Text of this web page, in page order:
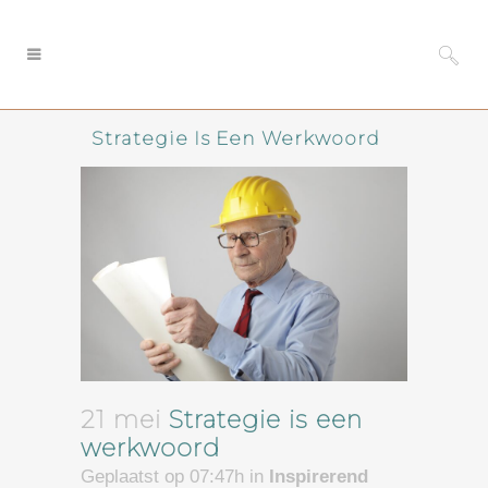
Strategie Is Een Werkwoord
21 mei Strategie is een
werkwoord
Geplaatst op 07:47h in Inspirerend